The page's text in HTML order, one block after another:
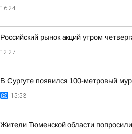
16:24
Российский рынок акций утром
12:27
В Сургуте появился 100-метровый
15:53
Жители Тюменской области